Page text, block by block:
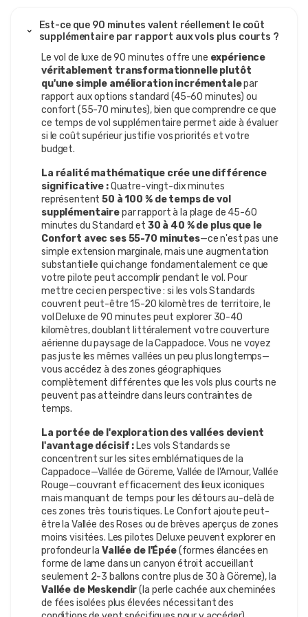
Nous avons fait cela pour notre dixième anniversaire et
ma femme était fascinée par les vues imprenables sur
les paysages enchanteurs de la Cappadoce. Elle en parle
encore des semaines plus tard.
Est-ce que 90 minutes valent réellement le coût
supplémentaire par rapport aux vols plus courts ?
Le vol de luxe de 90 minutes offre une expérience
véritablement transformationnelle plutôt
qu'une simple amélioration incrémentalepar
rapport aux options standard (45-60 minutes) ou
confort (55-70 minutes), bien que comprendre ce que
ce temps de vol supplémentaire permet aide à évaluer
si le coût supérieur justifie vos priorités et votre
budget.
La réalité mathématique crée une différence
significative :Quatre-vingt-dix minutes
représentent50 à 100 % de temps de vol
supplémentairepar rapport à la plage de 45-60
minutes du Standard et 30 à 40 % de plus que le
Confort avec ses 55-70 minutes—ce n'est pas une
simple extension marginale, mais une augmentation
substantielle qui change fondamentalement ce que
votre pilote peut accomplir pendant le vol. Pour
mettre ceci en perspective : si les vols Standards
couvrent peut-être 15-20 kilomètres de territoire, le
vol Deluxe de 90 minutes peut explorer 30-40
kilomètres, doublant littéralement votre couverture
aérienne du paysage de la Cappadoce. Vous ne voyez
pas juste les mêmes vallées un peu plus longtemps—
vous accédez à des zones géographiques
complètement différentes que les vols plus courts ne
peuvent pas atteindre dans leurs contraintes de
temps.
La portée de l'exploration des vallées devient
l'avantage décisif : Les vols Standards se
concentrent sur les sites emblématiques de la
Cappadoce—Vallée de Göreme, Vallée de l'Amour, Vallée
Rouge—couvrant efficacement des lieux iconiques
mais manquant de temps pour les détours au-delà de
ces zones très touristiques. Le Confort ajoute peut-
être la Vallée des Roses ou de brèves aperçus de zones
moins visitées. Les pilotes Deluxe peuvent explorer en
profondeur laVallée de l'Épée(formes élancées en
forme de lame dans un canyon étroit accueillant
seulement 2-3 ballons contre plus de 30 à Göreme), la
Vallée de Meskendir(la perle cachée aux cheminées
de fées isolées plus élevées nécessitant des